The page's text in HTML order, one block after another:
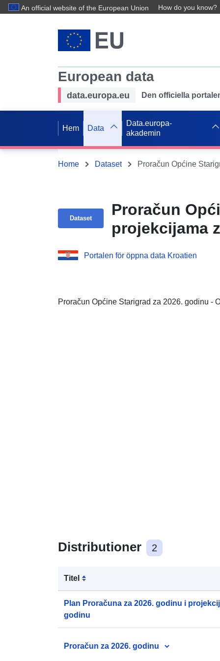
An official website of the European Union How do you know?
European data
data.europa.eu Den officiella
Hem Data
Data.europa-
akademin
Home Dataset
Dataset
Proračun
projekcijama
Portalen för öppna data Kroatien
Proračun Općine Starigrad za 2026. godinu -
Distributioner 2
Titel
Plan Proračuna za 2026. godinu i
godinu
Proračun za 2026. godinu